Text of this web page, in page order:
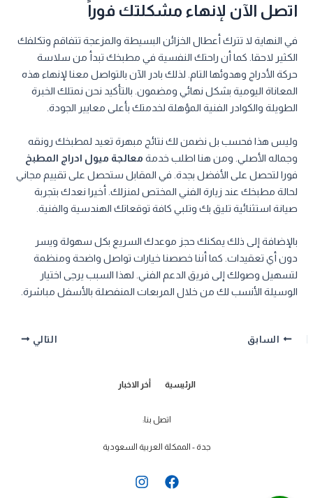
اتصل الآن لإنهاء مشكلتك فوراً
في النهاية لا تترك أعطال الخزائن البسيطة والمزعجة تتفاقم وتكلفك
الكثير لاحقا. كما أن راحتك النفسية في مطبخك تبدأ من سلاسة
حركة الأدراج وهدوئها التام. لذلك بادر الآن بالتواصل معنا لإنهاء هذه
المعاناة اليومية بشكل نهائي ومضمون. بالتأكيد نحن نمتلك الخبرة
الطويلة والكوادر الفنية المؤهلة لخدمتك بأعلى معايير الجودة.
وليس هذا فحسب بل نضمن لك نتائج مبهرة تعيد لمطبخك رونقه
وجماله الأصلي. ومن هنا اطلب خدمة معالجة ميول ادراج المطبخ
فورا لتحصل على الأفضل بجدة. في المقابل ستحصل على تقييم مجاني
لحالة مطبخك عند زيارة الفني المختص لمنزلك. أخيرا نعدك بتجربة
صيانة استثنائية تليق بك وتلبي كافة توقعاتك الهندسية والفنية.
بالإضافة إلى ذلك يمكنك حجز موعدك السريع بكل سهولة ويسر
دون أي تعقيدات. كما أننا خصصنا خيارات تواصل واضحة ومنظمة
لتسهيل وصولك إلى فريق الدعم الفني. لهذا السبب يرجى اختيار
الوسيلة الأنسب لك من خلال المربعات المنفصلة بالأسفل مباشرة.
السابق التالي
الرئيسية أخر الاخبار
اتصل بنا:
جدة - الممكلة العربية السعودية
F
a
I
n